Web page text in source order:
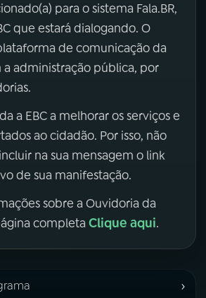
para o sistema Fala.BR,
que estará dialogando. O
de comunicação da
administração pública, por
a EBC a melhorar os serviços e
ao cidadão. Por isso, não
na sua mensagem o link
de sua manifestação.
sobre a Ouvidoria da
completa Clique aqui.
›